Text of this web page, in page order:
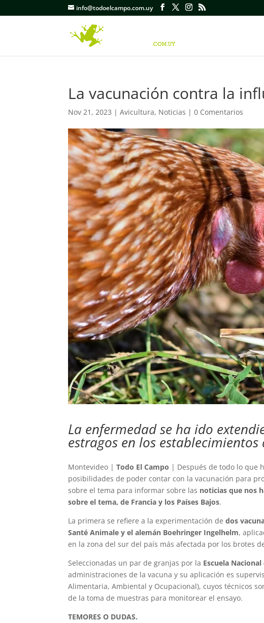
info@todoelcampo.com.uy
La vacunación contra la
Nov 21, 2023 |Avicultura, Noticias |0 Comentarios
La enfermedad se ha ido
estragos en los establecimientos
Montevideo |Todo El Campo | Después de todo lo que
posibilidades de poder contar con la vacunación para
sobre el tema para informar sobre las noticias que nos
sobre el tema, de Francia y los Países Bajos.
La primera se refiere a la experimentación dedos
Santé Animale y el alemán Boehringer Ingelhelm,
en la zona del sur del país más afectada por los brotes
Seleccionadas un par de granjas por la Escuela
administraciones de la vacuna y su aplicación es
Alimentaria, Ambiental y Ocupacional), cuyos técnicos
de la toma de muestras para monitorear el ensayo.
TEMORES O DUDAS.